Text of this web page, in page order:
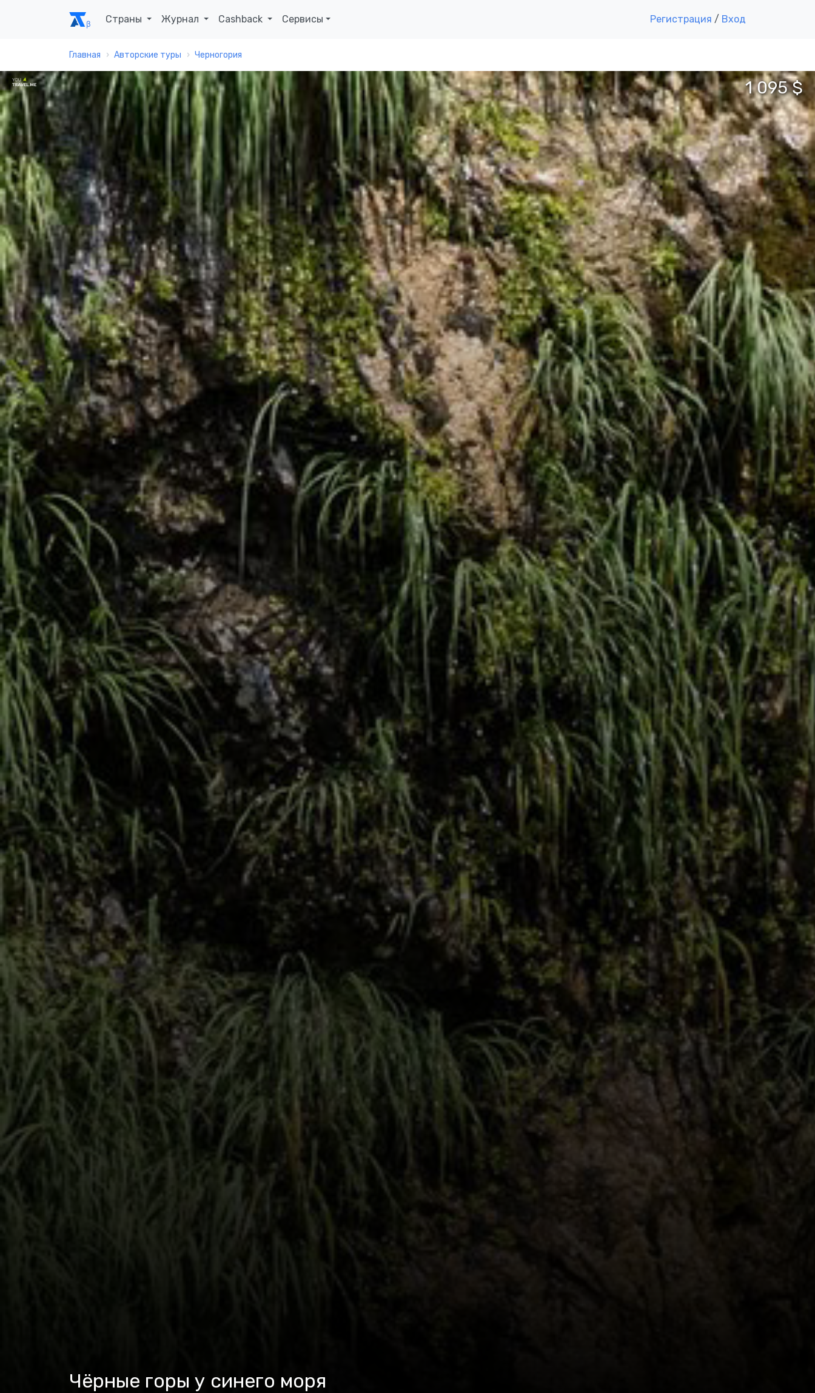
Страны Журнал Cashback Сервисы Регистрация / Вход
Главная Авторские туры Черногория
1 095 $
Чёрные горы у синего моря